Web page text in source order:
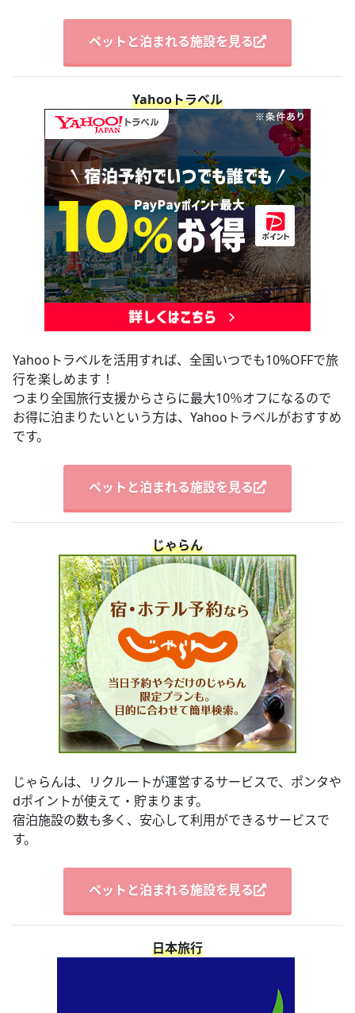
ペットと泊まれる施設を見る
Yahooトラベル
Yahooトラベルを活用すれば、全国いつでも10%OFFで旅
行を楽しめます！
つまり全国旅行支援からさらに最大10％オフになるので
お得に泊まりたいという方は、Yahooトラベルがおすすめ
です。
ペットと泊まれる施設を見る
じゃらん
じゃらんは、リクルートが運営するサービスで、ポンタや
dポイントが使えて・貯まります。
宿泊施設の数も多く、安心して利用ができるサービスで
す。
ペットと泊まれる施設を見る
日本旅行